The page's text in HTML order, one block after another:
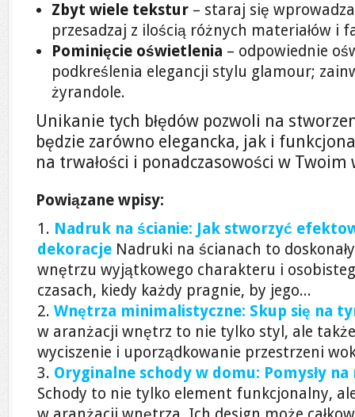
Zbyt wiele tekstur – staraj się
przesadzaj z ilością różnych materiałów i
Pominięcie oświetlenia – odpowiednie
podkreślenia elegancji stylu glamour;
żyrandole.
Unikanie tych błędów pozwoli na
będzie zarówno elegancka, jak i
na trwałości i ponadczasowości w
Powiązane wpisy:
Nadruk na ścianie: Jak stworzyć
dekoracje Nadruki na ścianach to
wnętrzu wyjątkowego charakteru i
czasach, kiedy każdy pragnie, by jego...
Wnętrza minimalistyczne: Skup się na
w aranżacji wnętrz to nie tylko styl, ale
wyciszenie i uporządkowanie przestrzeni
Oryginalne schody w domu: Pomysły
Schody to nie tylko element funkcjonalny,